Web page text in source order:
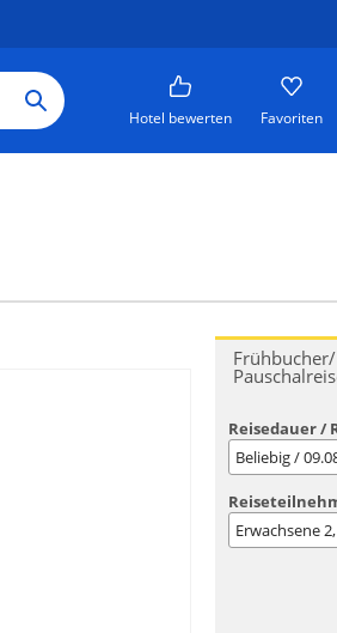
Hotel bewerten Favoriten
Frühbucher/
Reisedauer /
Beliebig /
Erwachsene2